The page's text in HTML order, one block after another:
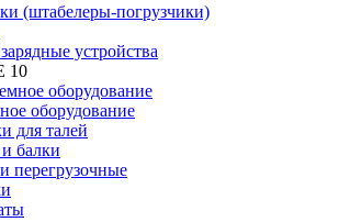
(штабелеры-погрузчики)
устройства
10
оборудование
для талей
балки
перегрузочные